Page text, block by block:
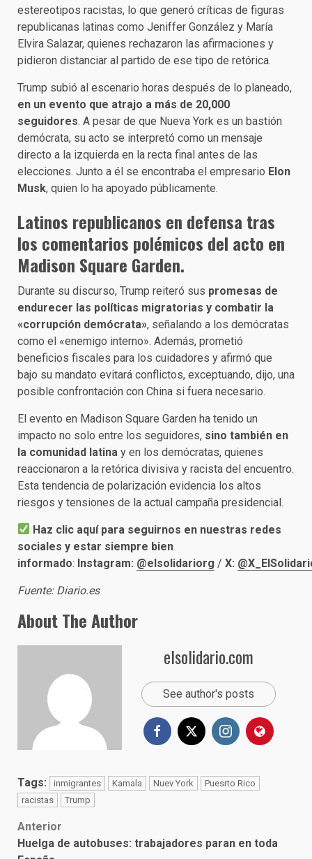
estereotipos racistas, lo que generó críticas de figuras
republicanas latinas como Jeniffer González y María
Elvira Salazar, quienes rechazaron las afirmaciones y
pidieron distanciar al partido de ese tipo de retórica.
Trump subió al escenario horas después de lo planeado,
en un evento que atrajo a más de 20,000
seguidores. A pesar de que Nueva York es un bastión
demócrata, su acto se interpretó como un mensaje
directo a la izquierda en la recta final antes de las
elecciones. Junto a él se encontraba el empresario Elon
Musk, quien lo ha apoyado públicamente.
Latinos republicanos en defensa tras
los comentarios polémicos del acto en
Madison Square Garden.
Durante su discurso, Trump reiteró sus promesas de
endurecer las políticas migratorias y combatir la
«corrupción demócrata», señalando a los demócratas
como el «enemigo interno». Además, prometió
beneficios fiscales para los cuidadores y afirmó que
bajo su mandato evitará conflictos, exceptuando, dijo, una
posible confrontación con China si fuera necesario.
El evento en Madison Square Garden ha tenido un
impacto no solo entre los seguidores, sino también en
la comunidad latina y en los demócratas, quienes
reaccionaron a la retórica divisiva y racista del encuentro.
Esta tendencia de polarización evidencia los altos
riesgos y tensiones de la actual campaña presidencial.
Haz clic aquí para seguirnos en nuestras redes
sociales y estar siempre bien
informado: Instagram: @elsolidariorg / X:
Fuente: Diario.es
About The Author
elsolidario.com
See author's posts
Tags: inmigrantes Kamala Nuev York
Puesrto Rico
racistas
Trump
Post
Anterior
Huelga de autobuses: trabajadores paran en toda